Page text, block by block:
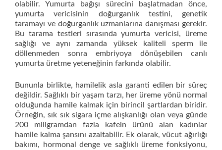
olabilir. Yumurta bağışı sürecini başlatmadan önce,
yumurta vericisinin doğurganlık testini, genetik
taramayı ve doğurganlık uzmanlarına danışması gerekir.
Bu tarama testleri sırasında yumurta vericisi, üreme
sağlığı ve aynı zamanda yüksek kaliteli sperm ile
döllenmeden sonra embriyoya dönüşebilen canlı
yumurta üretme yeteneğinin farkında olabilir.
Bununla birlikte, hamilelik asla garanti edilen bir süreç
değildir. Sağlıklı bir yaşam tarzı, her üreme yönü normal
olduğunda hamile kalmak için birincil şartlardan biridir.
Örneğin, sık sık sigara içme alışkanlığı olan veya günde
200 miligramdan fazla kafein ürünü alan kadınlar
hamile kalma şansını azaltabilir. Ek olarak, vücut ağırlığı
bakımı, hormonal denge ve sağlıklı üreme fonksiyonu,